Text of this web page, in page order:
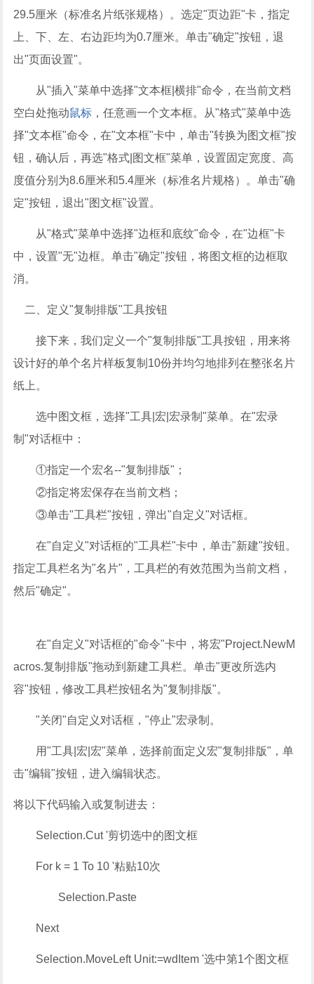
29.5厘米（标准名片纸张规格）。选定"页边距"卡，指定
上、下、左、右边距均为0.7厘米。单击"确定"按钮，退
出"页面设置"。
从"插入"菜单中选择"文本框|横排"命令，在当前文档
空白处拖动鼠标 ，任意画一个文本框。从"格式"菜单中选
择"文本框"命令，在"文本框"卡中，单击"转换为图文框"按
钮，确认后，再选"格式|图文框"菜单，设置固定宽度、高
度值分别为8.6厘米和5.4厘米（标准名片规格）。单击"确
定"按钮，退出"图文框"设置。
从"格式"菜单中选择"边框和底纹"命令，在"边框"卡
中，设置"无"边框。单击"确定"按钮，将图文框的边框取
消。
二、定义"复制排版"工具按钮
接下来，我们定义一个"复制排版"工具按钮，用来将
设计好的单个名片样板复制10份并均匀地排列在整张名片
纸上。
选中图文框，选择"工具|宏|宏录制"菜单。在"宏录
制"对话框中：
①指定一个宏名--"复制排版"；
②指定将宏保存在当前文档；
③单击"工具栏"按钮，弹出"自定义"对话框。
在"自定义"对话框的"工具栏"卡中，单击"新建"按钮。
指定工具栏名为"名片"，工具栏的有效范围为当前文档，
然后"确定"。
在"自定义"对话框的"命令"卡中，将宏"Project.NewM
acros.复制排版"拖动到新建工具栏。单击"更改所选内
容"按钮，修改工具栏按钮名为"复制排版"。
"关闭"自定义对话框，"停止"宏录制。
用"工具|宏|宏"菜单，选择前面定义宏"复制排版"，单
击"编辑"按钮，进入编辑状态。
将以下代码输入或复制进去：
Selection.Cut '剪切选中的图文框
For k = 1 To 10 '粘贴10次
Selection.Paste
Next
Selection.MoveLeft Unit:=wdItem '选中第1个图文框